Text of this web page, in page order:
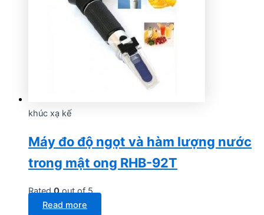
khúc xạ kế
Máy đo độ ngọt và hàm lượng nước
trong mật ong RHB-92T
Rated0out of 5
Read more